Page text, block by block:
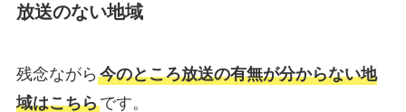
放送のない地域
残念ながら 今のところ放送の有無が分からない地
域はこちらです。